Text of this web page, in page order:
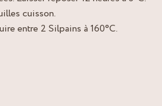
cuisson.
entre 2 Silpains à 160°C.